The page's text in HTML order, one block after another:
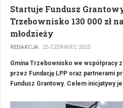
Startuje Fundusz
Trzebownisko 130 000 zł
młodzieży
REDAKCJA 25 CZERWIEC 2025
Gmina Trzebownisko we współpracy
przez Fundację LPP oraz partnerami
Fundusz Grantowy. Celem inicjatywy
realizowanych w placówkach